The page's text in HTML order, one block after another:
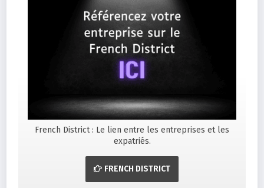
French District : Le lien entre les entreprises et les
expatriés.
FRENCH DISTRICT